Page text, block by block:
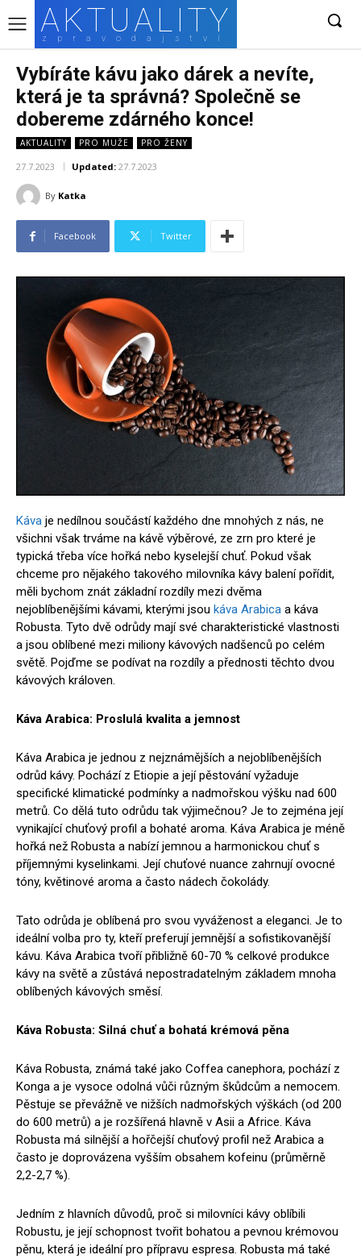
AKTUALITY
zpravodajství
Vybíráte kávu jako dárek a nevíte,
která je ta správná? Společně se
dobereme zdárného konce!
AKTUALITY PRO MUŽE PRO ŽENY
27.7.2023 Updated: 27.7.2023
By Katka
Facebook Twitter
Káva je nedílnou součástí každého dne mnohých z nás, ne
všichni však trváme na kávě výběrové, ze zrn pro které je
typická třeba více hořká nebo kyselejší chuť. Pokud však
chceme pro nějakého takového milovníka kávy balení pořídit,
měli bychom znát základní rozdíly mezi dvěma
nejoblíbenějšími kávami, kterými jsou káva Arabica a káva
Robusta. Tyto dvě odrůdy mají své charakteristické vlastnosti
a jsou oblíbené mezi miliony kávových nadšenců po celém
světě. Pojďme se podívat na rozdíly a přednosti těchto dvou
kávových královen.
Káva Arabica: Proslulá kvalita a jemnost
Káva Arabica je jednou z nejznámějších a nejoblíbenějších
odrůd kávy. Pochází z Etiopie a její pěstování vyžaduje
specifické klimatické podmínky a nadmořskou výšku nad 600
metrů. Co dělá tuto odrůdu tak výjimečnou? Je to zejména její
vynikající chuťový profil a bohaté aroma. Káva Arabica je méně
hořká než Robusta a nabízí jemnou a harmonickou chuť s
příjemnými kyselinkami. Její chuťové nuance zahrnují ovocné
tóny, květinové aroma a často nádech čokolády.
Tato odrůda je oblíbená pro svou vyváženost a eleganci. Je to
ideální volba pro ty, kteří preferují jemnější a sofistikovanější
kávu. Káva Arabica tvoří přibližně 60-70 % celkové produkce
kávy na světě a zůstává nepostradatelným základem mnoha
oblíbených kávových směsí.
Káva Robusta: Silná chuť a bohatá krémová pěna
Káva Robusta, známá také jako Coffea canephora, pochází z
Konga a je vysoce odolná vůči různým škůdcům a nemocem.
Pěstuje se převážně ve nižších nadmořských výškách (od 200
do 600 metrů) a je rozšířená hlavně v Asii a Africe. Káva
Robusta má silnější a hořčejší chuťový profil než Arabica a
často je doprovázena vyšším obsahem kofeinu (průměrně
2,2-2,7 %).
Jedním z hlavních důvodů, proč si milovníci kávy oblíbili
Robustu, je její schopnost tvořit bohatou a pevnou krémovou
pěnu, která je ideální pro přípravu espresa. Robusta má také